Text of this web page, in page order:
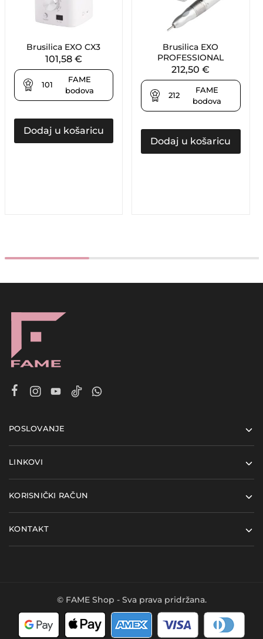
Brusilica EXO CX3
101,58 €
101
FAME
bodova
Dodaj u košaricu
Brusilica EXO
PROFESSIONAL
212,50€
212
FAME
bodova
Dodaj u košaricu
POSLOVANJE
LINKOVI
KORISNIČKI RAČUN
KONTAKT
© FAME Shop - Sva prava pridržana.